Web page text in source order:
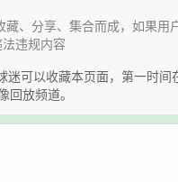
、分享、集合而成，如果用
违规内容
迷可以收藏本页面，第一时
回放频道。